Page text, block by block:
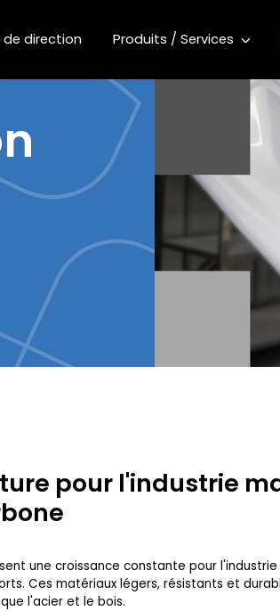
de direction Produits / Services
pour l'industrie
une croissance constante pour
Ces matériaux légers, résistants et
l'acier et le bois.